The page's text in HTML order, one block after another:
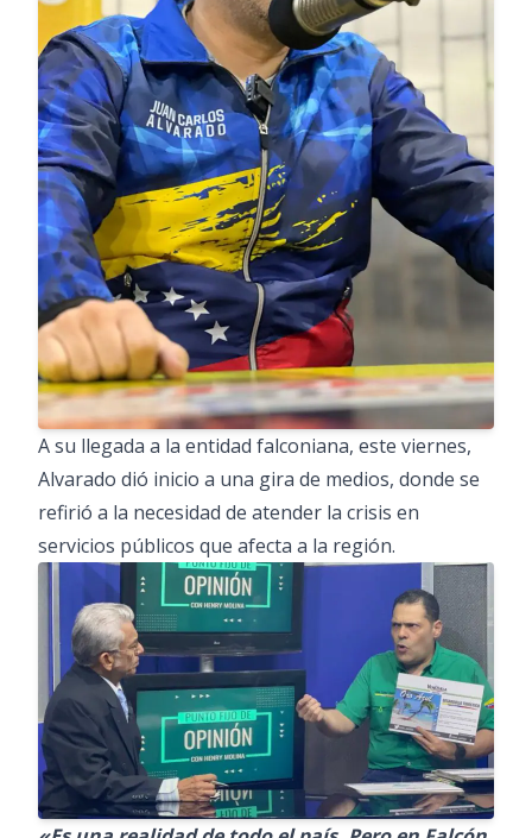
A su llegada a la entidad falconiana, este viernes,
Alvarado dió inicio a una gira de medios, donde se
refirió a la necesidad de atender la crisis en
servicios públicos que afecta a la región.